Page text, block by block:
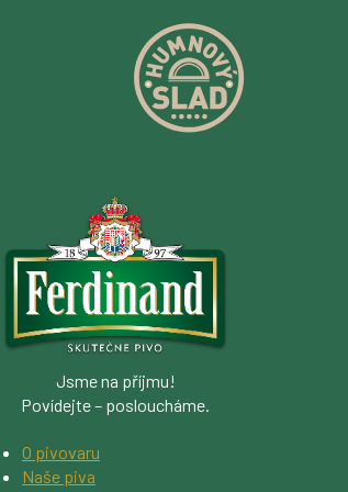
O pivovaru
Naše piva
Jsme na příjmu!
Povídejte – posloucháme.